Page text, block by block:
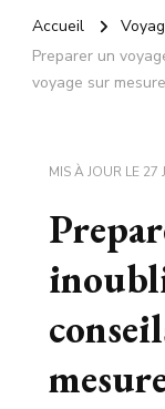
Accueil
Preparer un
voyage sur mesure
MIS À JOUR LE 27